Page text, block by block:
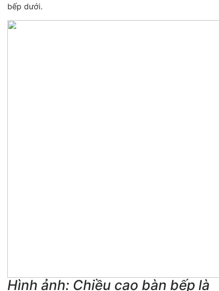
bếp dưới.
Hình ảnh: Chiều cao bàn bếp là